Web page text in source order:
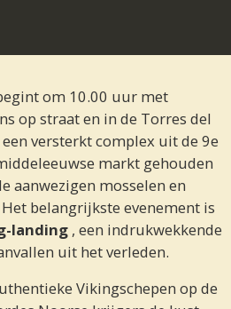
om 10.00 uur met
op straat en in de Torres del
versterkt complex uit de 9e
markt gehouden
aanwezigen mosselen en
belangrijkste evenement is
landing , een indrukwekkende
uit het verleden.
Vikingschepen op de